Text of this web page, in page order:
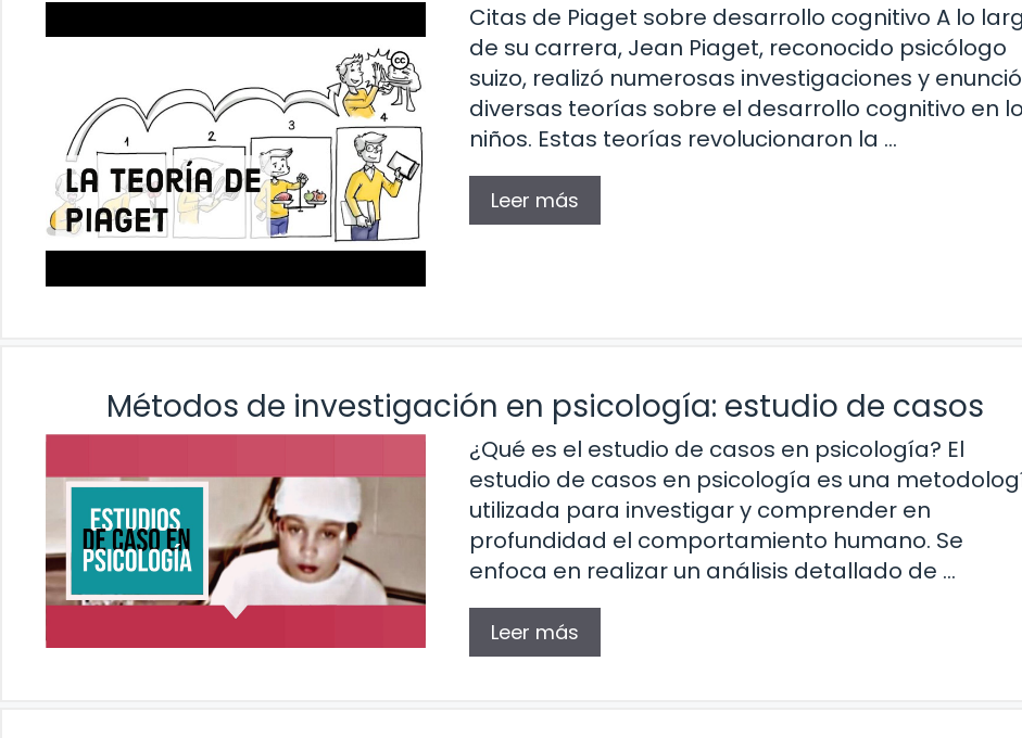
Citas de Piaget sobre desarrollo cognitivo A lo
de su carrera, Jean Piaget, reconocido psicólogo
suizo, realizó numerosas investigaciones y enunció
diversas teorías sobre el desarrollo cognitivo en
niños. Estas teorías revolucionaron la …
Leer más
Métodos de investigación en psicología: estudio de casos
¿Qué es el estudio de casos en psicología? El
estudio de casos en psicología es una
utilizada para investigar y comprender en
profundidad el comportamiento humano. Se
enfoca en realizar un análisis detallado de …
Leer más